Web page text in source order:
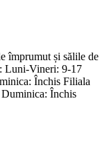
împrumut și sălile de
Luni-Vineri: 9-17
Închis Filiala
Duminica: Închis